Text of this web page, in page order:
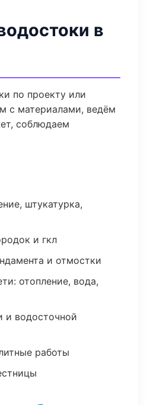
в
по проекту или
с материалами, ведём
соблюдаем
штукатурка,
и гкл
и отмостки
отопление, вода,
и водосточной
работы